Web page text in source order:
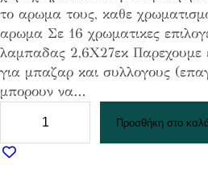
το αρωμα τους, καθε
αρωμα Σε 16 χρωματικες
λαμπαδας 2,6Χ27εκ Παρεχουμε
για μπαζαρ και συλλογους
μπορουν να…
σ
Προσθήκη στο